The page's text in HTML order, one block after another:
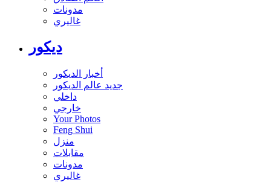
مدونات
غاليري
ديكور
أخبار الديكور
جديد عالم الديكور
داخلي
خارجي
Your Photos
Feng Shui
منزل
مقابلات
مدونات
غاليري